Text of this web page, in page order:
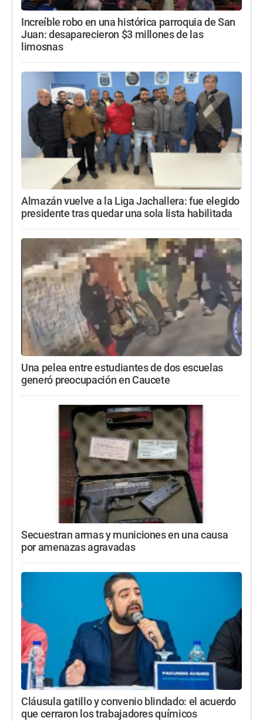
Increíble robo en una histórica parroquia de San
Juan: desaparecieron $3 millones de las
limosnas
Almazán vuelve a la Liga Jachallera: fue elegido
presidente tras quedar una sola lista habilitada
Una pelea entre estudiantes de dos escuelas
generó preocupación en Caucete
Secuestran armas y municiones en una causa
por amenazas agravadas
Cláusula gatillo y convenio blindado: el acuerdo
que cerraron los trabajadores químicos